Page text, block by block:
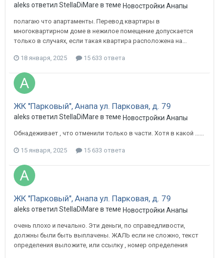
aleks ответил StellaDiMare в теме Новостройки Анапы
полагаю что апартаменты. Перевод квартиры в
многоквартирном доме в нежилое помещение допускается
только в случаях, если такая квартира расположена на...
18 января, 2025 15 633 ответа
ЖК "Парковый", Анапа ул. Парковая, д. 79
aleks ответил StellaDiMare в теме Новостройки Анапы
Обнадеживает , что отменили только в части. Хотя в какой ......
15 января, 2025 15 633 ответа
ЖК "Парковый", Анапа ул. Парковая, д. 79
aleks ответил StellaDiMare в теме Новостройки Анапы
очень плохо и печально. Эти деньги, по справедливости,
должны были быть выплачены. ЖАЛЬ если не сложно, текст
определения выложите, или ссылку , номер определения